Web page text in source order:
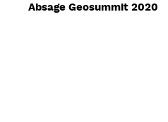
Absage Geosummit 2020